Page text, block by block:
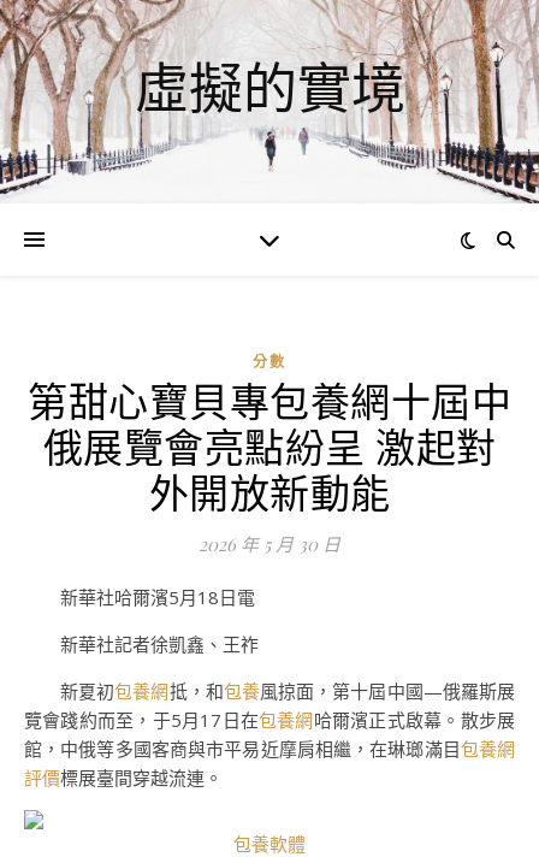
虛擬的實境
分數
第甜心寶貝專包養網十屆中
俄展覽會亮點紛呈 激起對
外開放新動能
2026 年 5 月 30 日
新華社哈爾濱5月18日電
新華社記者徐凱鑫、王祚
新夏初包養網抵，和包養風掠面，第十屆中國—俄羅斯展
覽會踐約而至，于5月17日在包養網哈爾濱正式啟幕。散步展
館，中俄等多國客商與市平易近摩肩相繼，在琳瑯滿目包養網
評價標展臺間穿越流連。
包養軟體